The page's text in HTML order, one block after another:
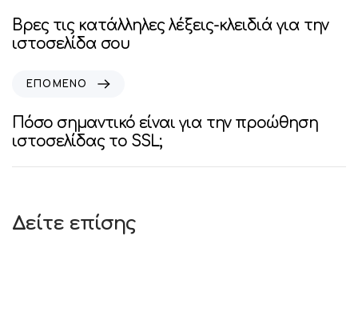
Βρες τις κατάλληλες λέξεις-κλειδιά για την
ιστοσελίδα σου
ΕΠΟΜΕΝΟ
Πόσο σημαντικό είναι για την προώθηση
ιστοσελίδας το SSL;
Δείτε επίσης